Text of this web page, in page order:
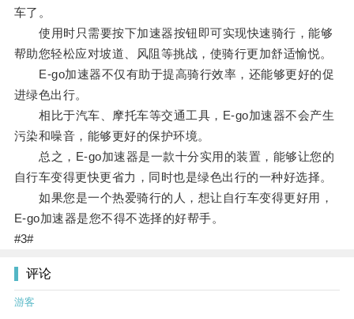
车了。
使用时只需要按下加速器按钮即可实现快速骑行，能够
帮助您轻松应对坡道、风阻等挑战，使骑行更加舒适愉悦。
E-go加速器不仅有助于提高骑行效率，还能够更好的促
进绿色出行。
相比于汽车、摩托车等交通工具，E-go加速器不会产生
污染和噪音，能够更好的保护环境。
总之，E-go加速器是一款十分实用的装置，能够让您的
自行车变得更快更省力，同时也是绿色出行的一种好选择。
如果您是一个热爱骑行的人，想让自行车变得更好用，
E-go加速器是您不得不选择的好帮手。
#3#
评论
游客